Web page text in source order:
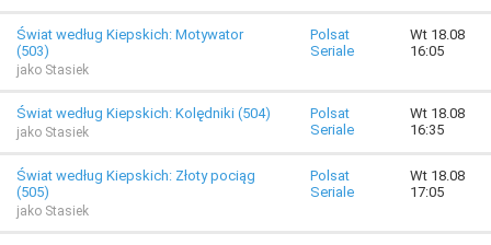
Świat według Kiepskich: Motywator
(503)
jako Stasiek
Polsat
Seriale
Wt 18.08
16:05
Świat według Kiepskich: Kolędniki (504)
jako Stasiek
Polsat
Seriale
Wt 18.08
16:35
Świat według Kiepskich: Złoty pociąg
(505)
jako Stasiek
Polsat
Seriale
Wt 18.08
17:05